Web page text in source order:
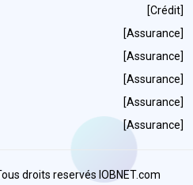
[Crédit]
[Assurance]
[Assurance]
[Assurance]
[Assurance]
[Assurance]
droits reservés IOBNET.com